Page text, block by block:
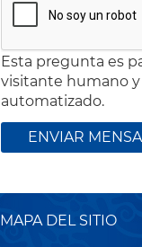
Esta pregunta es
visitante humano
automatizado.
MAPA DEL SITIO